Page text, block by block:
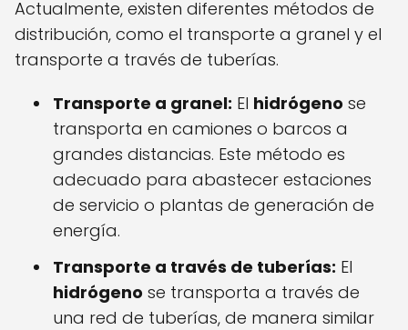
Actualmente, existen diferentes métodos de
distribución, como el transporte a granel y el
transporte a través de tuberías.
Transporte a granel: El hidrógeno se
transporta en camiones o barcos a
grandes distancias. Este método es
adecuado para abastecer estaciones
de servicio o plantas de generación de
energía.
Transporte a través de tuberías: El
hidrógeno se transporta a través de
una red de tuberías, de manera similar